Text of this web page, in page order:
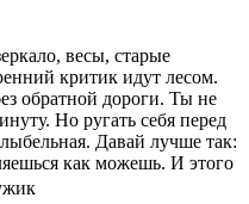
весы, старые
критик идут лесом.
обратной дороги. Ты не
Но ругать себя перед
Давай лучше так:
как можешь. И этого